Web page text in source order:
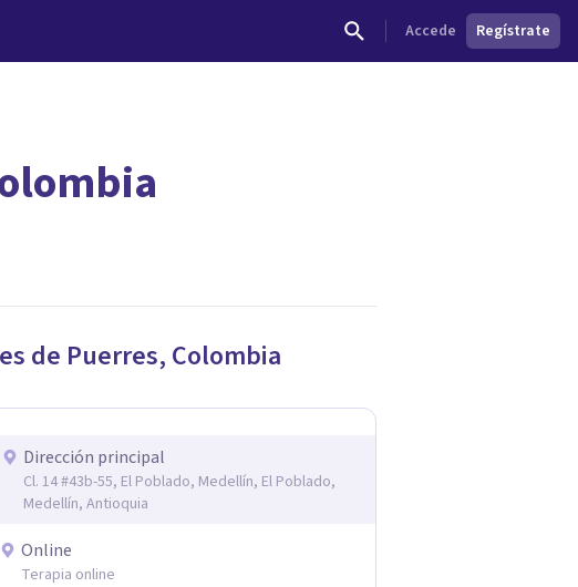
Accede Regístrate
de Puerres, Colombia
Dirección principal
Cl. 14 #43b-55, El Poblado, Medellín, El Poblado,
Medellín, Antioquia
Online
Terapia online